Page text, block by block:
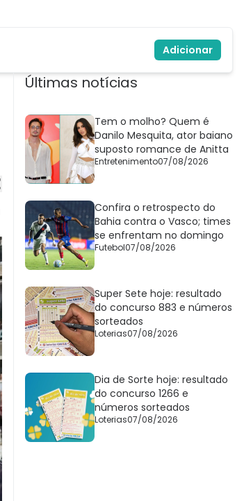
Adicionar
Últimas notícias
Tem o molho? Quem é
Danilo Mesquita, ator baiano
suposto romance de Anitta
Entretenimento07/08/2026
Confira o retrospecto do
Bahia contra o Vasco; times
se enfrentam no domingo
Futebol07/08/2026
Super Sete hoje: resultado
do concurso 883 e números
sorteados
Loterias07/08/2026
Dia de Sorte hoje: resultado
do concurso 1266 e
números sorteados
Loterias07/08/2026